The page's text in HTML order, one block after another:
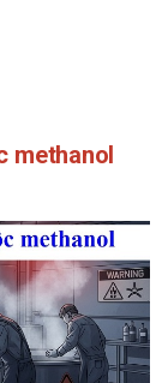
methanol